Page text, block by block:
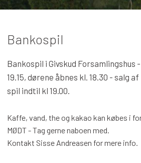
Bankospil​
Bankospil i Givskud Forsamlingshus -
19.15, dørene åbnes kl. 18.30 - salg
spil indtil kl 19.00.
Kaffe, vand, the og kakao kan købes i
MØDT - Tag gerne naboen med.
​Kontakt Sisse Andreasen for mere info.